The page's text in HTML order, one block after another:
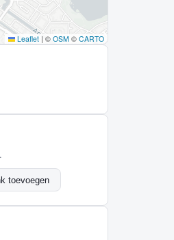
Leaflet | © OSM © CARTO
toevoegen